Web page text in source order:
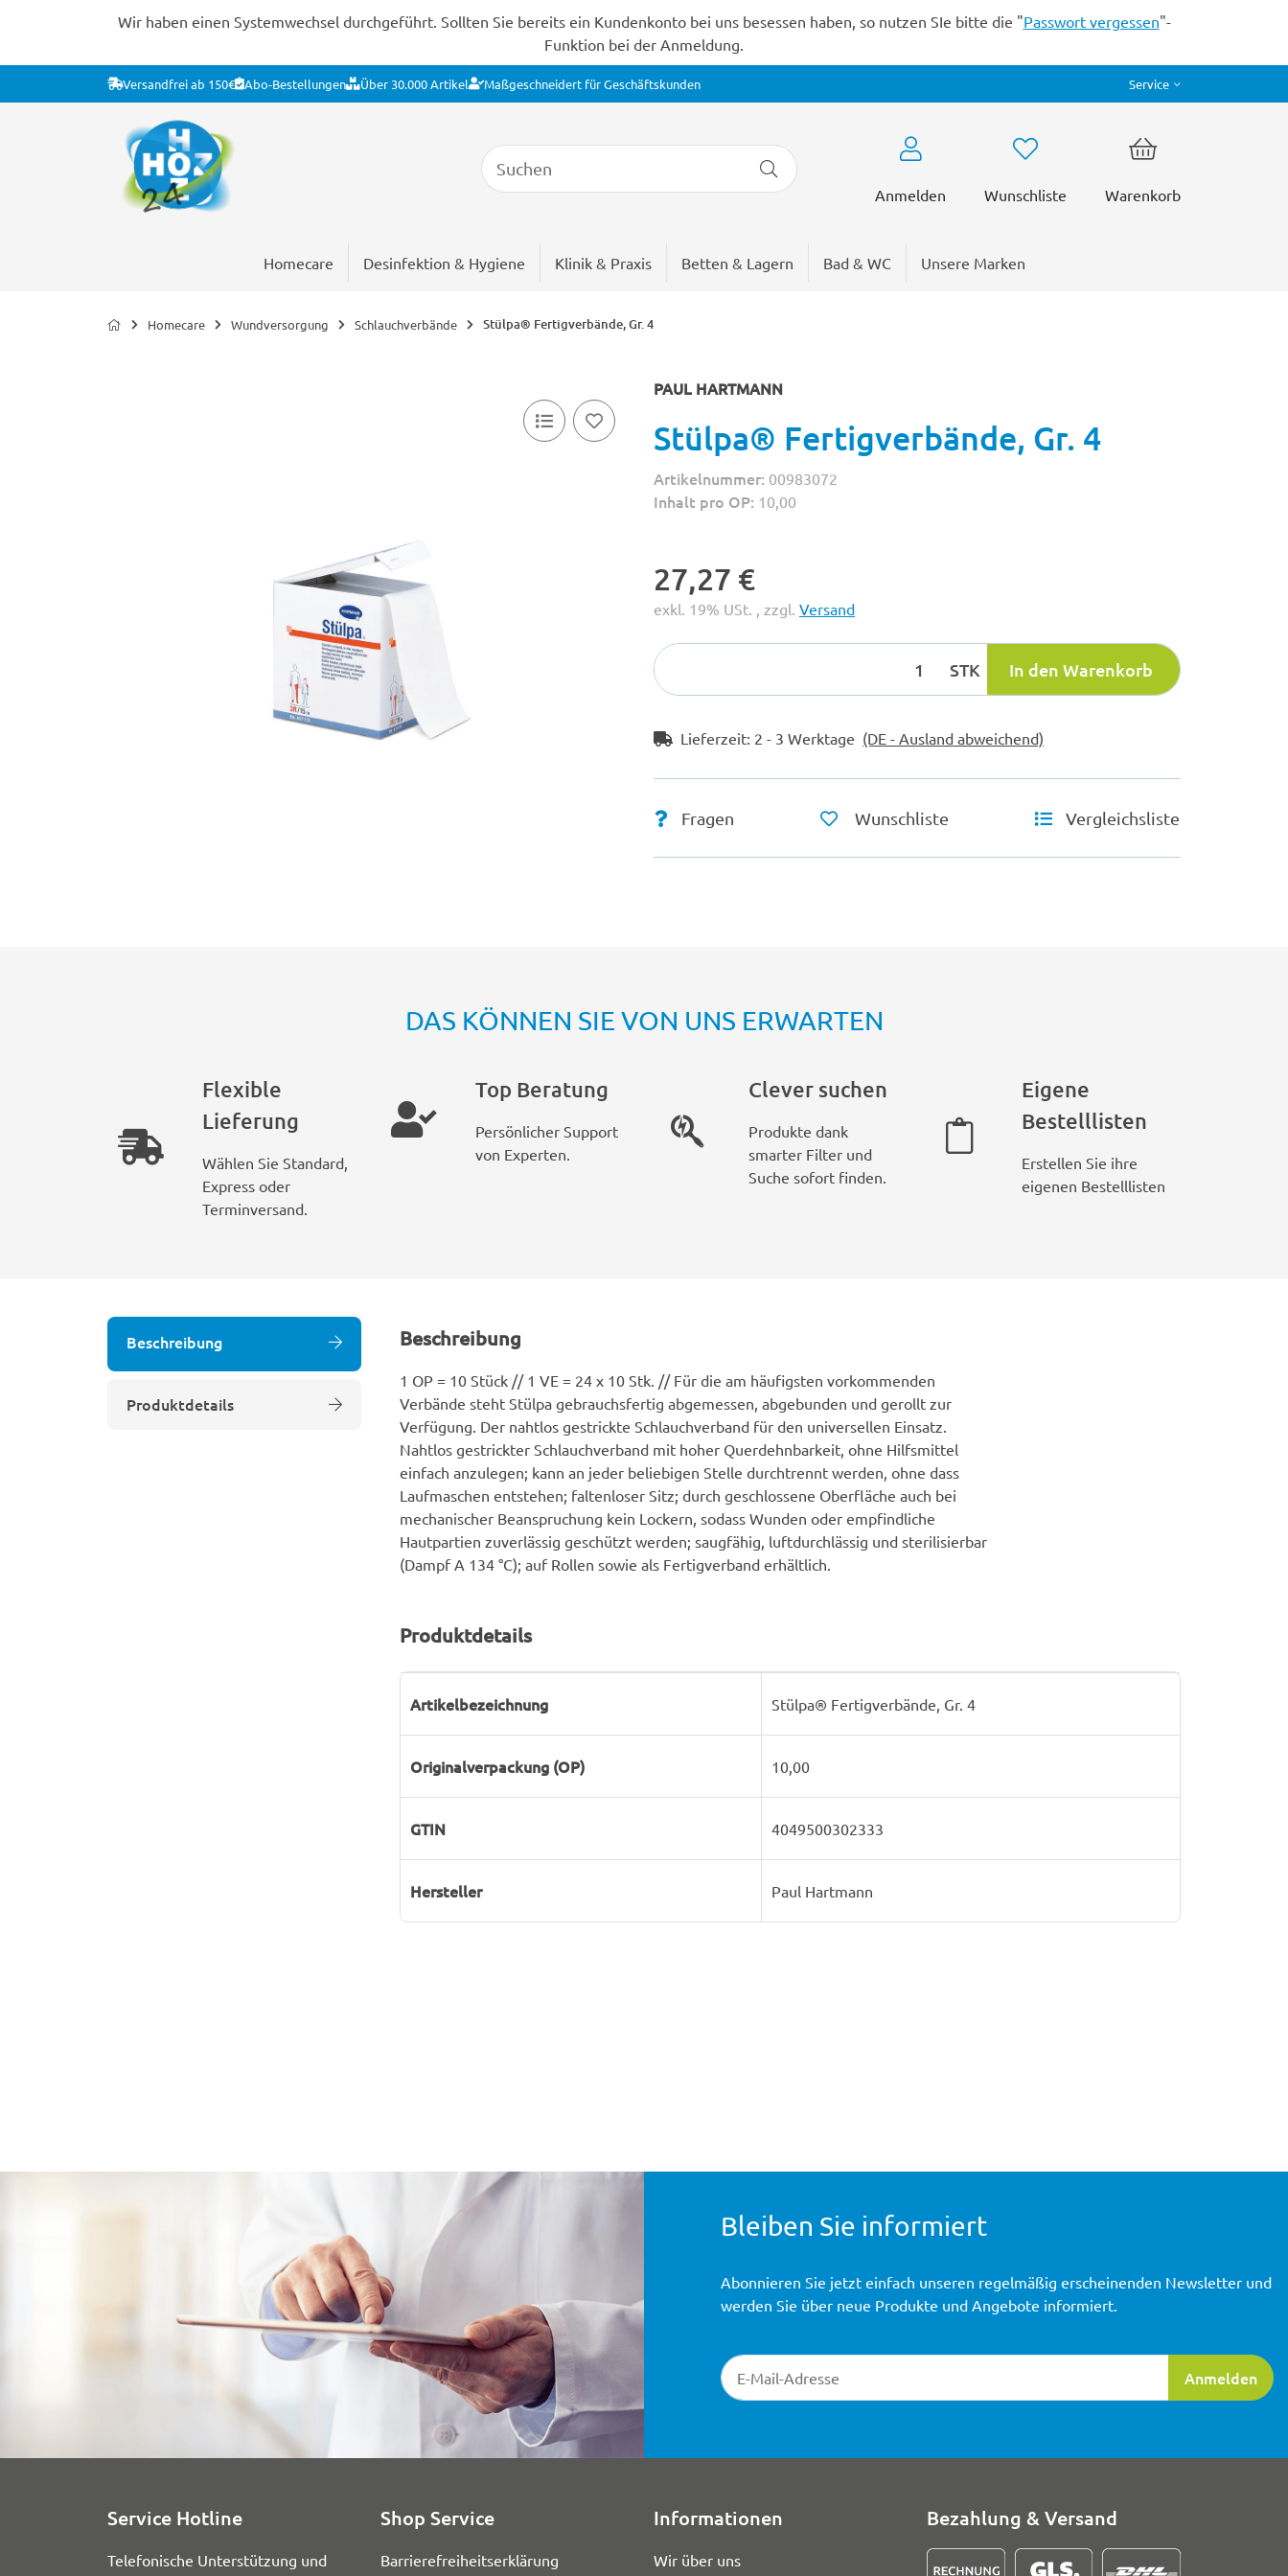
Wir haben einen Systemwechsel durchgeführt. Sollten Sie bereits ein Kundenkonto bei uns besessen haben, so nutzen SIe bitte die "Passwort vergessen"-
Funktion bei der Anmeldung.
Versandfrei ab 150€ Abo-Bestellungen Über 30.000 Artikel Maßgeschneidert für Geschäftskunden Service
Anmelden Wunschliste Warenkorb
Homecare Desinfektion & Hygiene Klinik & Praxis Betten & Lagern Bad & WC Unsere Marken
Homecare Wundversorgung Schlauchverbände Stülpa® Fertigverbände, Gr. 4
PAUL HARTMANN
Stülpa® Fertigverbände, Gr. 4
Artikelnummer: 00983072
Inhalt pro OP: 10,00
27,27 €
exkl. 19% USt. , zzgl. Versand
STK In den Warenkorb
Lieferzeit: 2 - 3 Werktage (DE - Ausland abweichend)
Fragen Wunschliste Vergleichsliste
DAS KÖNNEN SIE VON UNS ERWARTEN
Flexible
Lieferung
Wählen Sie Standard,
Express oder
Terminversand.
Top Beratung
Persönlicher Support
von Experten.
Clever suchen
Produkte dank
smarter Filter und
Suche sofort finden.
Eigene
Bestelllisten
Erstellen Sie ihre
eigenen Bestelllisten
Beschreibung
Produktdetails
Beschreibung
1 OP = 10 Stück // 1 VE = 24 x 10 Stk. // Für die am häufigsten vorkommenden
Verbände steht Stülpa gebrauchsfertig abgemessen, abgebunden und gerollt zur
Verfügung. Der nahtlos gestrickte Schlauchverband für den universellen Einsatz.
Nahtlos gestrickter Schlauchverband mit hoher Querdehnbarkeit, ohne Hilfsmittel
einfach anzulegen; kann an jeder beliebigen Stelle durchtrennt werden, ohne dass
Laufmaschen entstehen; faltenloser Sitz; durch geschlossene Oberfläche auch bei
mechanischer Beanspruchung kein Lockern, sodass Wunden oder empfindliche
Hautpartien zuverlässig geschützt werden; saugfähig, luftdurchlässig und sterilisierbar
(Dampf A 134 °C); auf Rollen sowie als Fertigverband erhältlich.
Produktdetails
Artikelbezeichnung Stülpa® Fertigverbände, Gr. 4
Originalverpackung (OP) 10,00
GTIN 4049500302333
Hersteller Paul Hartmann
Bleiben Sie informiert
Newsletter-Registrierung
Anmelden
Abonnieren Sie jetzt einfach unseren regelmäßig erscheinenden Newsletter und
werden Sie über neue Produkte und Angebote informiert.
Service Hotline
Telefonische Unterstützung und
Shop Service
Barrierefreiheitserklärung
Informationen
Wir über uns
Bezahlung & Versand